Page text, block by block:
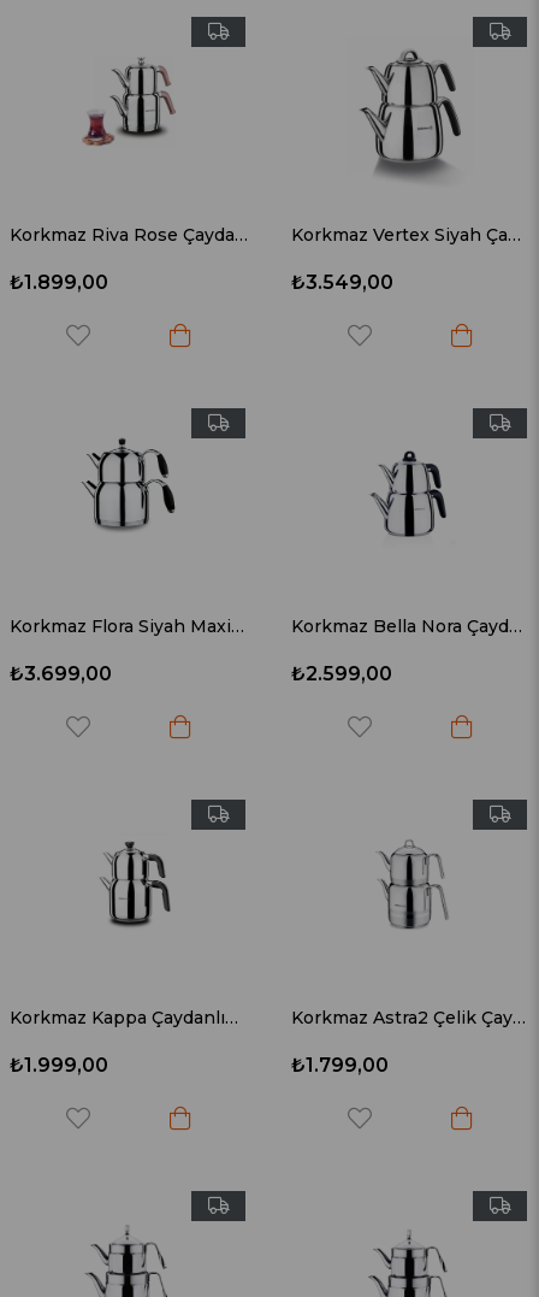
Korkmaz Riva Rose Çaydanlık Takımı A189-01
₺1.899,00
Korkmaz Vertex Siyah Çaydanlık Takımı A197
₺3.549,00
Korkmaz Flora Siyah Maxi Çaydanlık Takımı A119
₺3.699,00
Korkmaz Bella Nora Çaydanlık Takımı A045
₺2.599,00
Korkmaz Kappa Çaydanlık Takımı A078-01
₺1.999,00
Korkmaz Astra2 Çelik Çaydanlık Takımı A112
₺1.799,00